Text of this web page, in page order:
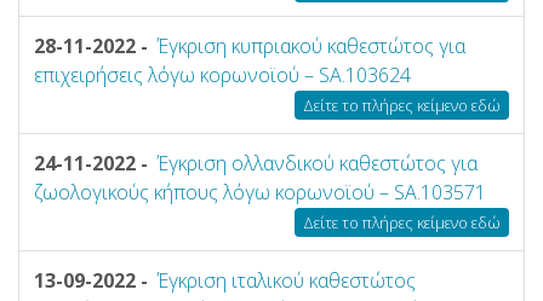
28-11-2022 - Έγκριση κυπριακού καθεστώτος για
επιχειρήσεις λόγω κορωνοϊού – SA.103624
Δείτε το πλήρες κείμενο εδώ
24-11-2022 - Έγκριση ολλανδικού καθεστώτος για
ζωολογικούς κήπους λόγω κορωνοϊού – SA.103571
Δείτε το πλήρες κείμενο εδώ
13-09-2022 - Έγκριση ιταλικού καθεστώτος